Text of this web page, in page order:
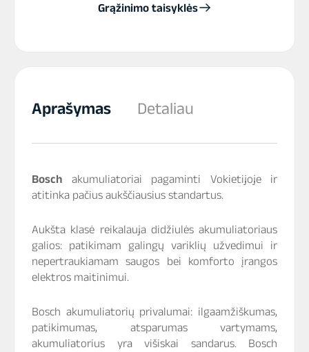
Grąžinimo taisyklės
Aprašymas Detaliau
Bosch akumuliatoriai pagaminti Vokietijoje ir
atitinka pačius aukščiausius standartus.
Aukšta klasė reikalauja didžiulės akumuliatoriaus
galios: patikimam galingų variklių užvedimui ir
nepertraukiamam saugos bei komforto įrangos
elektros maitinimui.
Bosch akumuliatorių privalumai: ilgaamžiškumas,
patikimumas, atsparumas vartymams,
akumuliatorius yra višiskai sandarus. Bosch